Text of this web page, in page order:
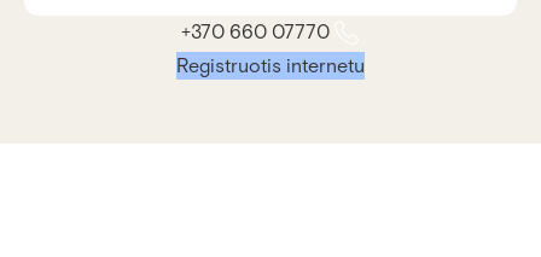
+370 660 07770
Registruotis internetu